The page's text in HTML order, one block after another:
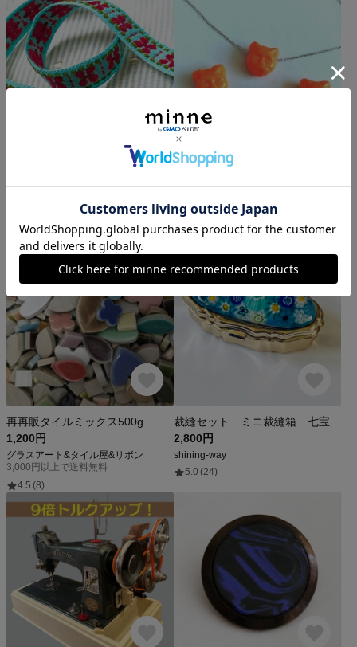
6,900円以上で送料無料
5.0(185)
Daz Dee
2,500円以上で送料無料
5.0 (4240)
再再販タイルミックス500g
1,200円
グラスアート&タイル屋&リボン
3,000円以上で送料無料
4.5 (8)
2,800円
shining-way
5.0 (24)